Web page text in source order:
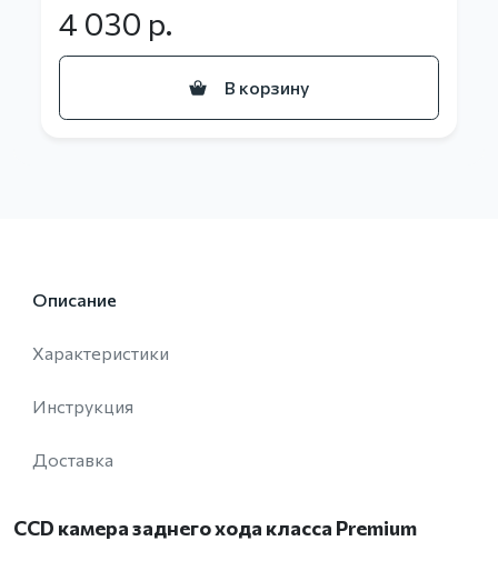
4 030 р.
В корзину
Описание
Характеристики
Инструкция
Доставка
CCD камера заднего хода класса Premium